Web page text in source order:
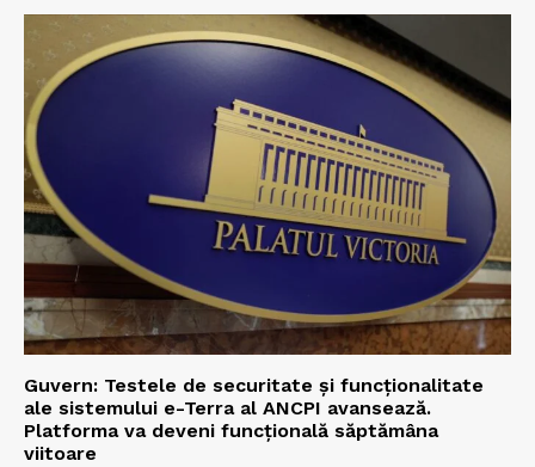
Guvern: Testele de securitate și funcționalitate
ale sistemului e-Terra al ANCPI avansează.
Platforma va deveni funcțională săptămâna
viitoare